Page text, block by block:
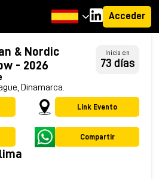
Acceder
& Nordic
- 2026
Dinamarca.
Inicia en
73 días
Link Evento
Compartir